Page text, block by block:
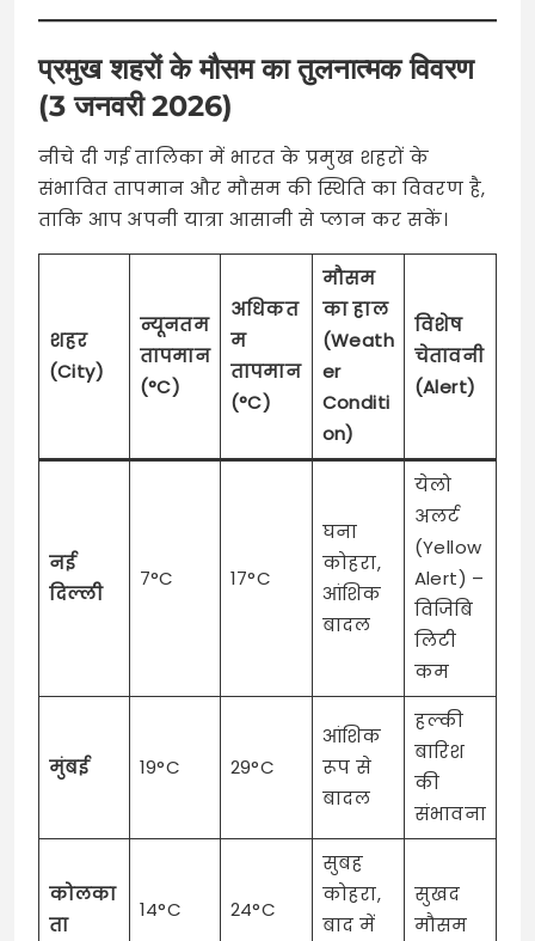
प्रमुख शहरों के मौसम का तुलनात्मक विवरण
(3 जनवरी 2026)
नीचे दी गई तालिका में भारत के प्रमुख शहरों के
संभावित तापमान और मौसम की स्थिति का विवरण है,
ताकि आप अपनी यात्रा आसानी से प्लान कर सकें।
शहर
(City)
न्यूनतम
तापमान
(°C)
अधिकत
म
तापमान
(°C)
मौसम
का हाल
(Weath
er
Conditi
on)
विशेष
चेतावनी
(Alert)
नई
दिल्ली
7°C 17°C
घना
कोहरा,
आंशिक
बादल
येलो
अलर्ट
(Yellow
Alert) –
विजिबि
लिटी
कम
मुंबई 19°C 29°C
आंशिक
रूप से
बादल
हल्की
बारिश
की
संभावना
कोलका
ता
14°C 24°C
सुबह
कोहरा,
बाद में
सुखद
मौसम